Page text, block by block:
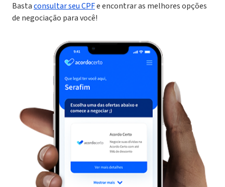
Bastaconsultar seu CPFe encontrar as melhores opções
de negociação para você!